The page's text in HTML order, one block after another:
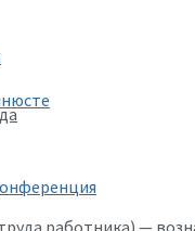
работника) —